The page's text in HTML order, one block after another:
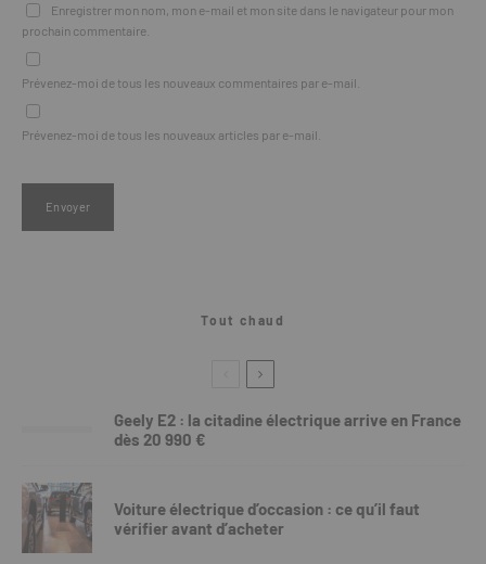
Enregistrer mon nom, mon e-mail et mon site dans le navigateur pour mon
prochain commentaire.
Prévenez-moi de tous les nouveaux commentaires par e-mail.
Prévenez-moi de tous les nouveaux articles par e-mail.
Tout chaud
Geely E2 : la citadine électrique arrive en France
dès 20 990 €
Voiture électrique d’occasion : ce qu’il faut
vérifier avant d’acheter